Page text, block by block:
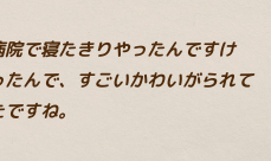
で寝たきりやったんですけ
んで、すごいかわいがられて
すね。